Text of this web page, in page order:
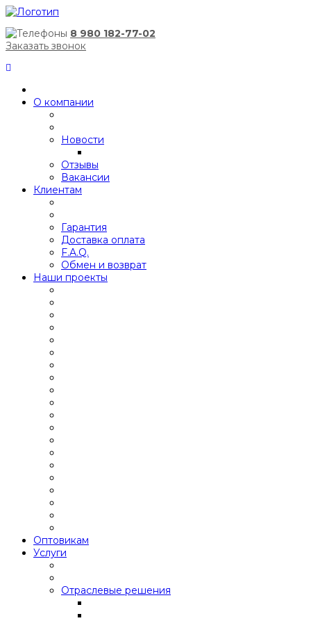
8 980 182-77-02
Заказать звонок
О компании
Новости
Отзывы
Вакансии
Клиентам
Гарантия
Доставка оплата
F.A.Q.
Обмен и возврат
Наши проекты
Оптовикам
Услуги
Отраслевые решения